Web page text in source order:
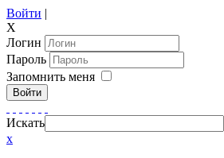
Войти |
X
Логин
Пароль
Запомнить меня
Войти
Искать
x